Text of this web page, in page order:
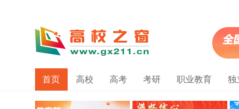
首页 高校 高考 考研 职业教育 独